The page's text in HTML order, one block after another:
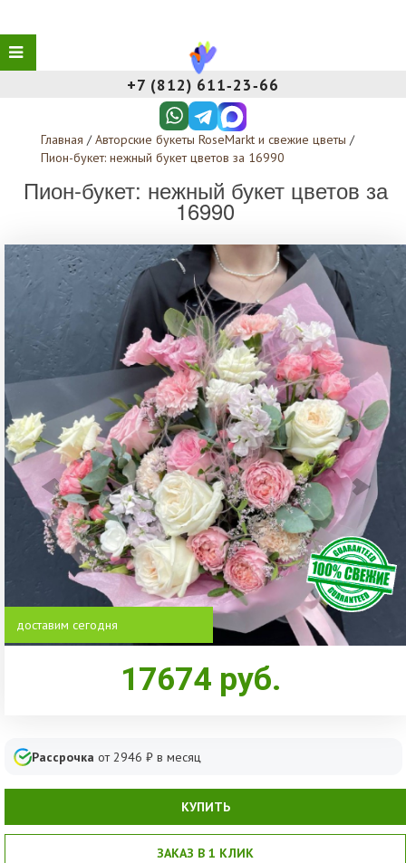
+7 (812) 611‑23‑66
Главная / Авторские букеты RoseMarkt и свежие цветы /
Пион-букет: нежный букет цветов за 16990
Пион-букет: нежный букет цветов за
16990
доставим сегодня
17674 руб.
Рассрочка от 2946 ₽ в месяц
КУПИТЬ
ЗАКАЗ В 1 КЛИК